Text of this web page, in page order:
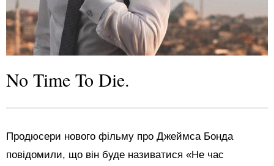
No Time To Die.
Продюсери нового фільму про Джеймса Бонда
повідомили, що він буде називатися «Не час